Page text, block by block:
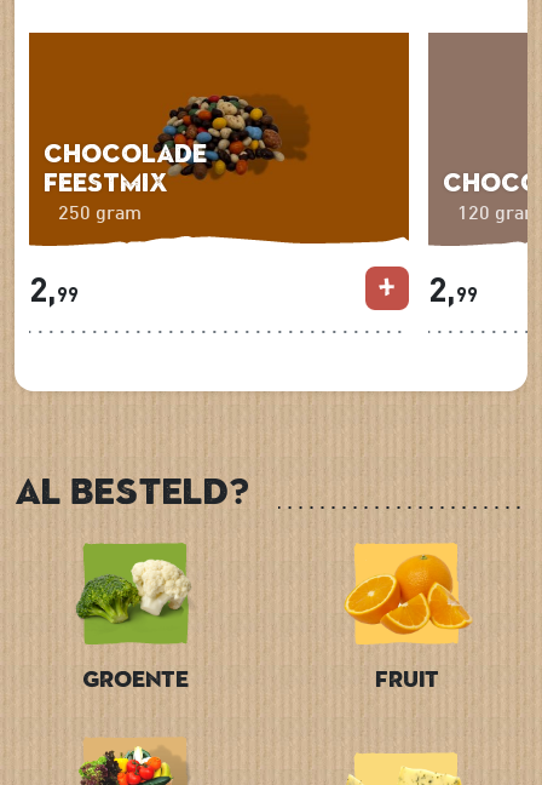
250 gram
Chocolade
feestmix
2,99
120 gram
2,99
Al besteld?
Groente Fruit